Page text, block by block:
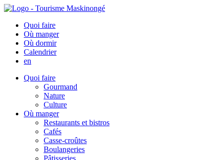
Quoi faire
Où manger
Où dormir
Calendrier
en
Quoi faire
Gourmand
Nature
Culture
Où manger
Restaurants et bistros
Cafés
Casse-croûtes
Boulangeries
Pâtisseries